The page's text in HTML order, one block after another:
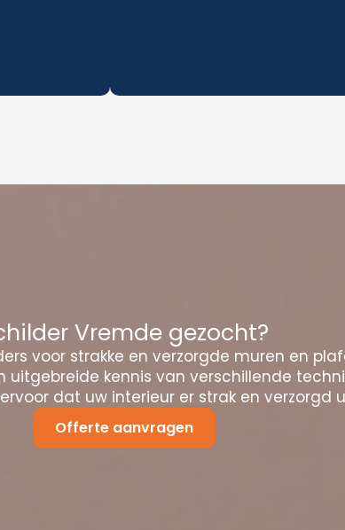
Vremde gezocht?
voor strakke en verzorgde muren en
uitgebreide kennis van verschillende
dat uw interieur er strak en verzorgd
Offerte aanvragen